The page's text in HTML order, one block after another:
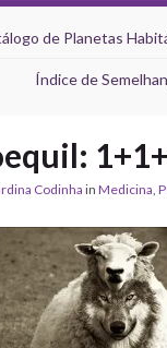
de Planetas
Índice de
Codinhain Medicina,